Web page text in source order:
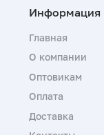
Главная
О компании
Оптовикам
Оплата
Доставка